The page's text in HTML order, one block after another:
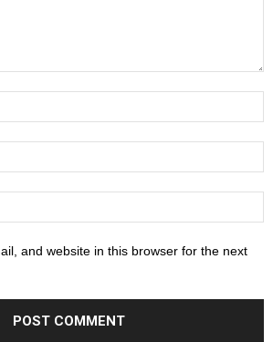
and website in this browser for the next